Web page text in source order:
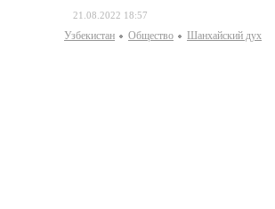
21.08.2022 18:57
Узбекистан Общество Шанхайский дух